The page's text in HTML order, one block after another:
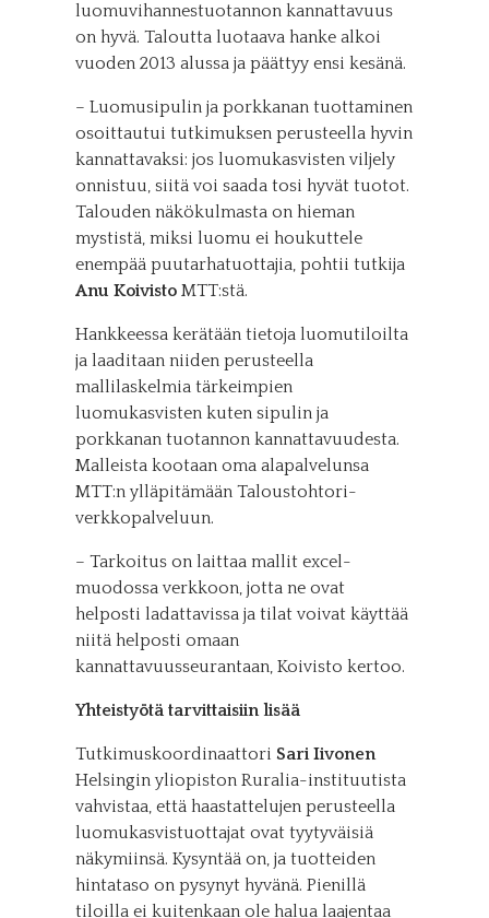
luomuvihannestuotannon kannattavuus
on hyvä. Taloutta luotaava hanke alkoi
vuoden 2013 alussa ja päättyy ensi kesänä.
– Luomusipulin ja porkkanan tuottaminen
osoittautui tutkimuksen perusteella hyvin
kannattavaksi: jos luomukasvisten viljely
onnistuu, siitä voi saada tosi hyvät tuotot.
Talouden näkökulmasta on hieman
mystistä, miksi luomu ei houkuttele
enempää puutarhatuottajia, pohtii tutkija
Anu KoivistoMTT:stä.
Hankkeessa kerätään tietoja luomutiloilta
ja laaditaan niiden perusteella
mallilaskelmia tärkeimpien
luomukasvisten kuten sipulin ja
porkkanan tuotannon kannattavuudesta.
Malleista kootaan oma alapalvelunsa
MTT:n ylläpitämään Taloustohtori-
verkkopalveluun.
– Tarkoitus on laittaa mallit excel-
muodossa verkkoon, jotta ne ovat
helposti ladattavissa ja tilat voivat käyttää
niitä helposti omaan
kannattavuusseurantaan, Koivisto kertoo.
Yhteistyötä tarvittaisiin lisää
Tutkimuskoordinaattori Sari Iivonen
Helsingin yliopiston Ruralia-instituutista
vahvistaa, että haastattelujen perusteella
luomukasvistuottajat ovat tyytyväisiä
näkymiinsä. Kysyntää on, ja tuotteiden
hintataso on pysynyt hyvänä. Pienillä
tiloilla ei kuitenkaan ole halua laajentaa